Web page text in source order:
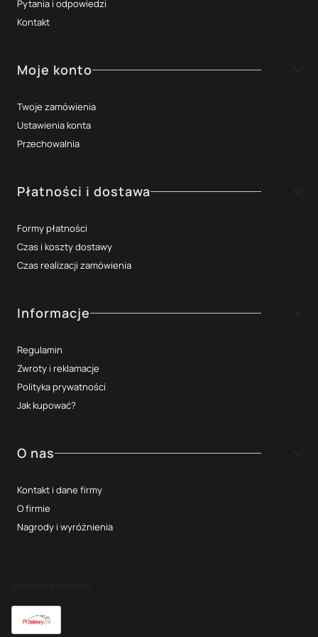
Pytania i odpowiedzi
Kontakt
Moje konto
Twoje zamówienia
Ustawienia konta
Przechowalnia
Płatności i dostawa
Formy płatności
Czas i koszty dostawy
Czas realizacji zamówienia
Informacje
Regulamin
Zwroty i reklamacje
Polityka prywatności
Jak kupować?
O nas
Kontakt i dane firmy
O firmie
Nagrody i wyróżnienia